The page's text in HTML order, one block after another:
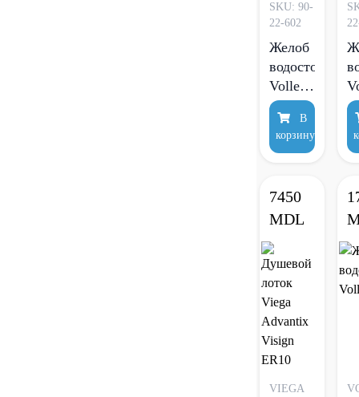
SKU: 90-
22-602
Желоб
водосточный
Volle
60 см
В
корзину
7450
MDL
VIEGA